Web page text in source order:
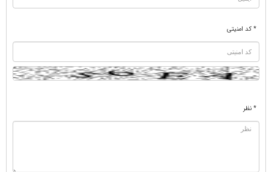
* کد امنیتی
* نظر